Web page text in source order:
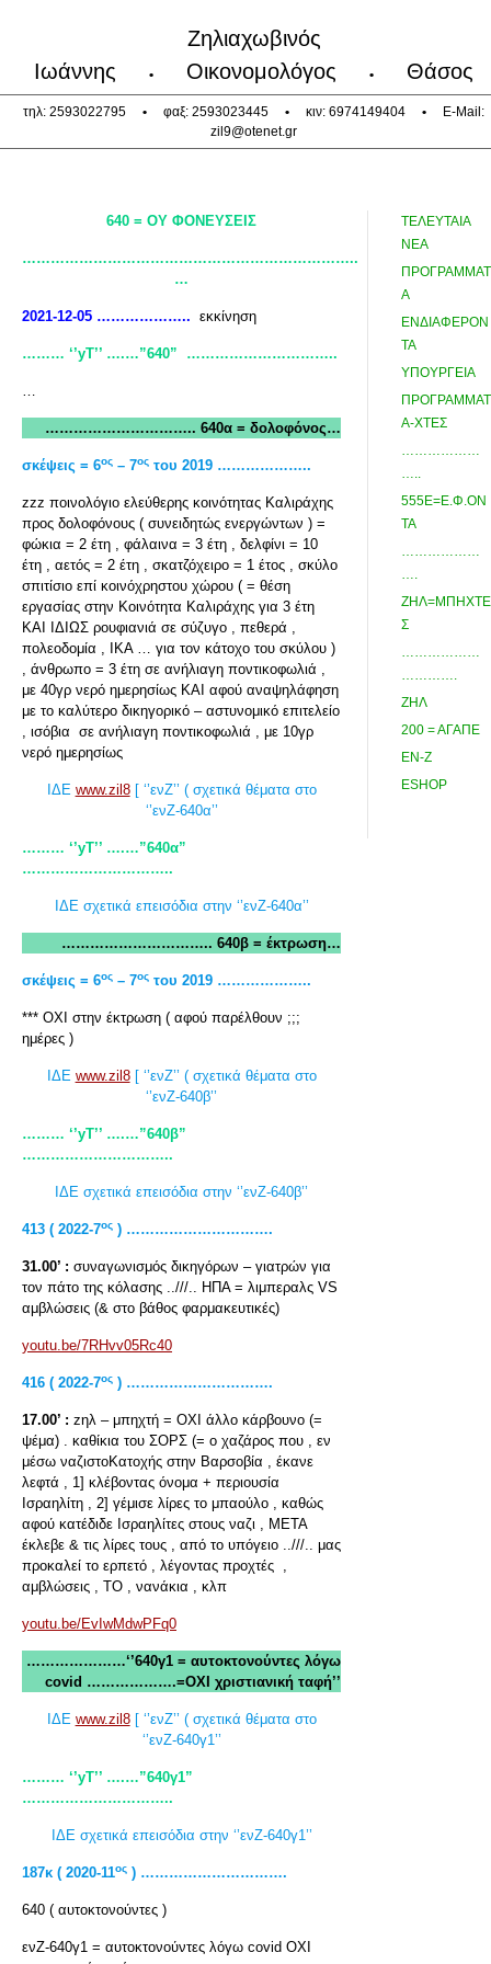
Ζηλιαχωβινός
Ιωάννης
• Οικονομολόγος • Θάσος
τηλ: 2593022795 • φαξ: 2593023445 • κιν: 6974149404 •
E-Mail:
zil9@otenet.gr
640 = ΟΥ ΦΟΝΕΥΣΕΙΣ
……………………………………………………………..
…
2021-12-05 ……………….. εκκίνηση
……… ‘’yT’’ ….…”640” …………………………..
…
………………………….. 640α = δολοφόνος…
σκέψεις = 6ος – 7ος του 2019 ………………..
zzz ποινολόγιο ελεύθερης κοινότητας Καλιράχης
προς δολοφόνους ( συνειδητώς ενεργώντων ) =
φώκια = 2 έτη , φάλαινα = 3 έτη , δελφίνι = 10
έτη , αετός = 2 έτη , σκατζόχειρο = 1 έτος , σκύλο
σπιτίσιο επί κοινόχρηστου χώρου ( = θέση
εργασίας στην Κοινότητα Καλιράχης για 3 έτη
ΚΑΙ ΙΔΙΩΣ ρουφιανιά σε σύζυγο , πεθερά ,
πολεοδομία , ΙΚΑ … για τον κάτοχο του σκύλου )
, άνθρωπο = 3 έτη σε ανήλιαγη ποντικοφωλιά ,
με 40γρ νερό ημερησίως ΚΑΙ αφού αναψηλάφηση
με το καλύτερο δικηγορικό – αστυνομικό επιτελείο
, ισόβια σε ανήλιαγη ποντικοφωλιά , με 10γρ
νερό ημερησίως
ΙΔΕ www.zil8[ ‘’ενΖ’’ ( σχετικά θέματα στο
‘’ενΖ-640α’’
……… ‘’yT’’ ….…”640α”
…………………………..
ΙΔΕ σχετικά επεισόδια στην ‘’ενΖ-640α’’
………………………….. 640β = έκτρωση…
σκέψεις = 6ος – 7ος του 2019 ………………..
*** ΟΧΙ στην έκτρωση ( αφού παρέλθουν ;;;
ημέρες )
ΙΔΕ www.zil8[ ‘’ενΖ’’ ( σχετικά θέματα στο
‘’ενΖ-640β’’
……… ‘’yT’’ ….…”640β”
…………………………..
ΙΔΕ σχετικά επεισόδια στην ‘’ενΖ-640β’’
413 ( 2022-7ος ) ………………………….
31.00’ : συναγωνισμός δικηγόρων – γιατρών για
τον πάτο της κόλασης ..///.. ΗΠΑ = λιμπεραλς VS
αμβλώσεις (& στο βάθος φαρμακευτικές)
youtu.be/7RHvv05Rc40
416 ( 2022-7ος ) ………………………….
17.00’ : zηλ – μπηχτή = ΟΧΙ άλλο κάρβουνο (=
ψέμα) . καθίκια του ΣΟΡΣ (= ο χαζάρος που , εν
μέσω ναζιστοΚατοχής στην Βαρσοβία , έκανε
λεφτά , 1] κλέβοντας όνομα + περιουσία
Ισραηλίτη , 2] γέμισε λίρες το μπαούλο , καθώς
αφού κατέδιδε Ισραηλίτες στους ναζι , ΜΕΤΑ
έκλεβε & τις λίρες τους , από το υπόγειο ..///.. μας
προκαλεί το ερπετό , λέγοντας προχτές ,
αμβλώσεις , ΤΟ , νανάκια , κλπ
youtu.be/EvIwMdwPFq0
…………………‘’640γ1 = αυτοκτονούντες λόγω
covid ……………….=ΟΧΙ χριστιανική ταφή’’
ΙΔΕ www.zil8[ ‘’ενΖ’’ ( σχετικά θέματα στο
‘’ενΖ-640γ1’’
……… ‘’yT’’ ….…”640γ1”
…………………………..
ΙΔΕ σχετικά επεισόδια στην ‘’ενΖ-640γ1’’
187κ ( 2020-11ος ) ………………………….
640 ( αυτοκτονούντες )
ενΖ-640γ1 = αυτοκτονούντες λόγω covid ΟΧΙ
ΤΕΛΕΥΤΑΙΑ
ΝΕΑ
ΠΡΟΓΡΑΜΜΑΤ
Α
ΕΝΔΙΑΦΕΡΟΝ
ΤΑ
ΥΠΟΥΡΓΕΙΑ
ΠΡΟΓΡΑΜΜΑΤ
Α-ΧΤΕΣ
………………
…..
555Ε=Ε.Φ.ΟΝ
ΤΑ
………………
….
ΖΗΛ=ΜΠΗΧΤΕ
Σ
………………
………….
ΖΗΛ
200 = ΑΓΑΠΕ
ΕΝ-Ζ
ESHOP